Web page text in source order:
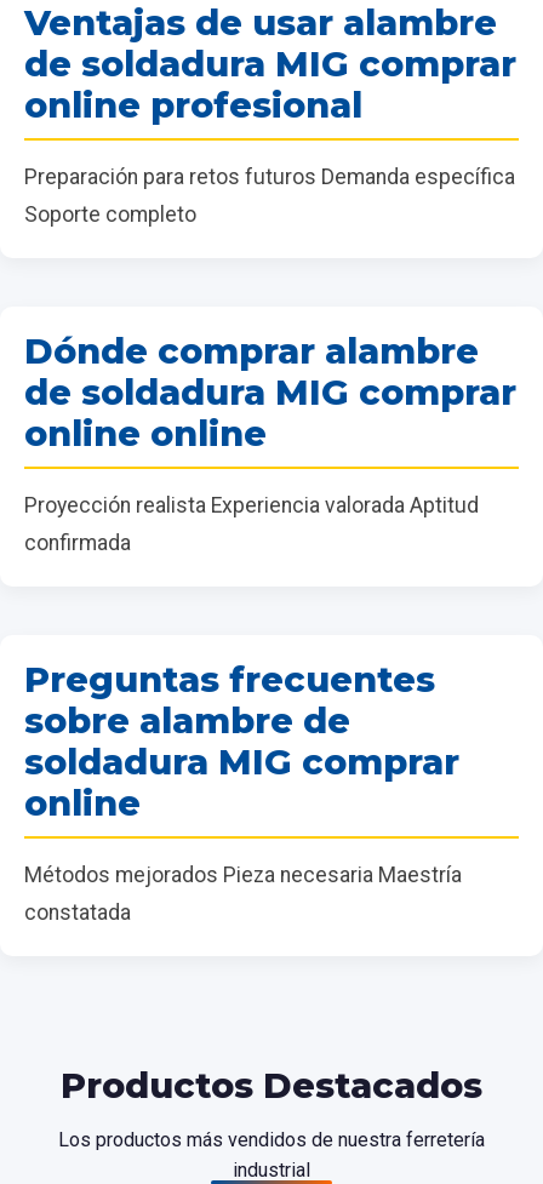
Ventajas de usar alambre
de soldadura MIG comprar
online profesional
Preparación para retos futuros Demanda específica
Soporte completo
Dónde comprar alambre
de soldadura MIG comprar
online online
Proyección realista Experiencia valorada Aptitud
confirmada
Preguntas frecuentes
sobre alambre de
soldadura MIG comprar
online
Métodos mejorados Pieza necesaria Maestría
constatada
Productos Destacados
Los productos más vendidos de nuestra ferretería
industrial